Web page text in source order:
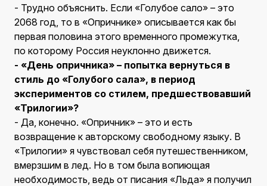
- Трудно объяснить. Если «Голубое сало» – это
2068 год, то в «Опричнике» описывается как бы
первая половина этого временного промежутка,
по которому Россия неуклонно движется.
- «День опричника» – попытка вернуться в
стиль до «Голубого сала», в период
экспериментов со стилем, предшествовавший
«Трилогии»?
- Да, конечно. «Опричник» – это и есть
возвращение к авторскому свободному языку. В
«Трилогии» я чувствовал себя путешественником,
вмерзшим в лед. Но в том была вопиющая
необходимость, ведь от писания «Льда» я получил